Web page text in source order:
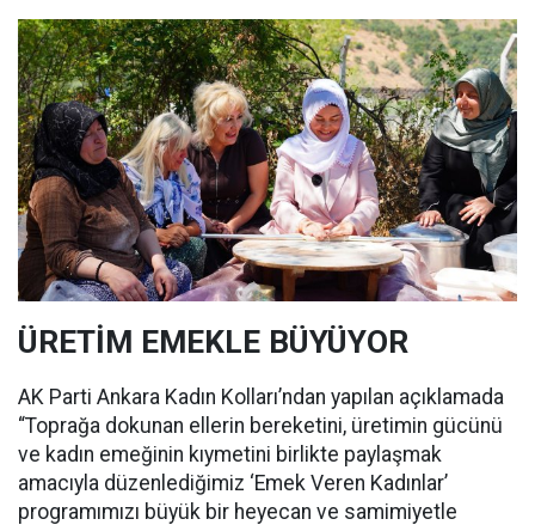
ÜRETİM EMEKLE BÜYÜYOR
AK Parti Ankara Kadın Kolları’ndan yapılan açıklamada
“Toprağa dokunan ellerin bereketini, üretimin gücünü
ve kadın emeğinin kıymetini birlikte paylaşmak
amacıyla düzenlediğimiz ‘Emek Veren Kadınlar’
programımızı büyük bir heyecan ve samimiyetle